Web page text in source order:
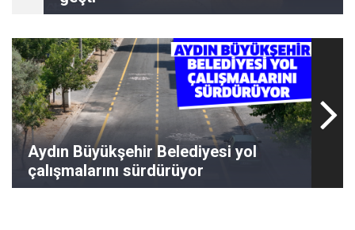
Aydın Büyükşehir Belediyesi yol
çalışmalarını sürdürüyor